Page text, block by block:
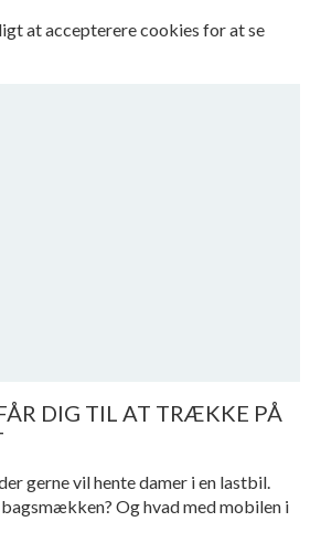
at accepterere cookies for at se
DIG TIL AT TRÆKKE PÅ
gerne vil hente damer i en lastbil.
Og hvad med mobilen i